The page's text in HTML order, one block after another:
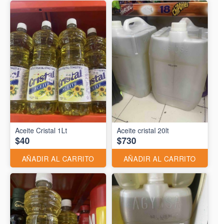
Aceite Cristal 1Lt
$40
AÑADIR AL CARRITO
Aceite cristal 20lt
$730
AÑADIR AL CARRITO